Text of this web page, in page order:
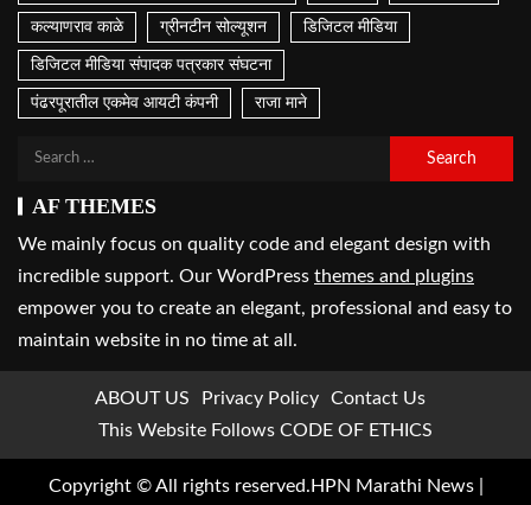
कल्याणराव काळे ग्रीनटीन सोल्यूशन डिजिटल मीडिया
डिजिटल मीडिया संपादक पत्रकार संघटना
पंढरपूरातील एकमेव आयटी कंपनी राजा माने
AF THEMES
We mainly focus on quality code and elegant design with
incredible support. Our WordPress themes and plugins
empower you to create an elegant, professional and easy to
maintain website in no time at all.
ABOUT US Privacy Policy
Contact Us
This Website Follows CODE OF ETHICS
Copyright © All rights reserved.HPN Marathi News